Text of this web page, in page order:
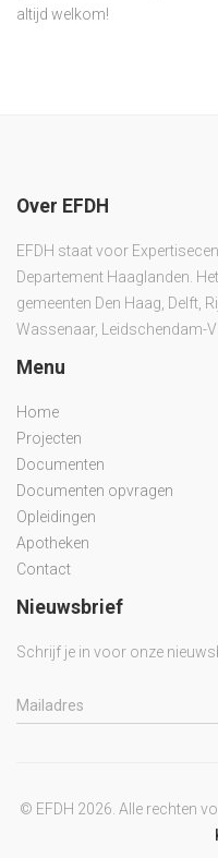
altijd welkom!
Over EFDH
EFDH staat voor
Departement Haaglanden.
gemeenten Den Haag, Delft,
Wassenaar, Leidschendam-
Menu
Home
Projecten
Documenten
Documenten opvragen
Opleidingen
Apotheken
Contact
Nieuwsbrief
Schrijf je in voor onze
© EFDH 2026. Alle rechten